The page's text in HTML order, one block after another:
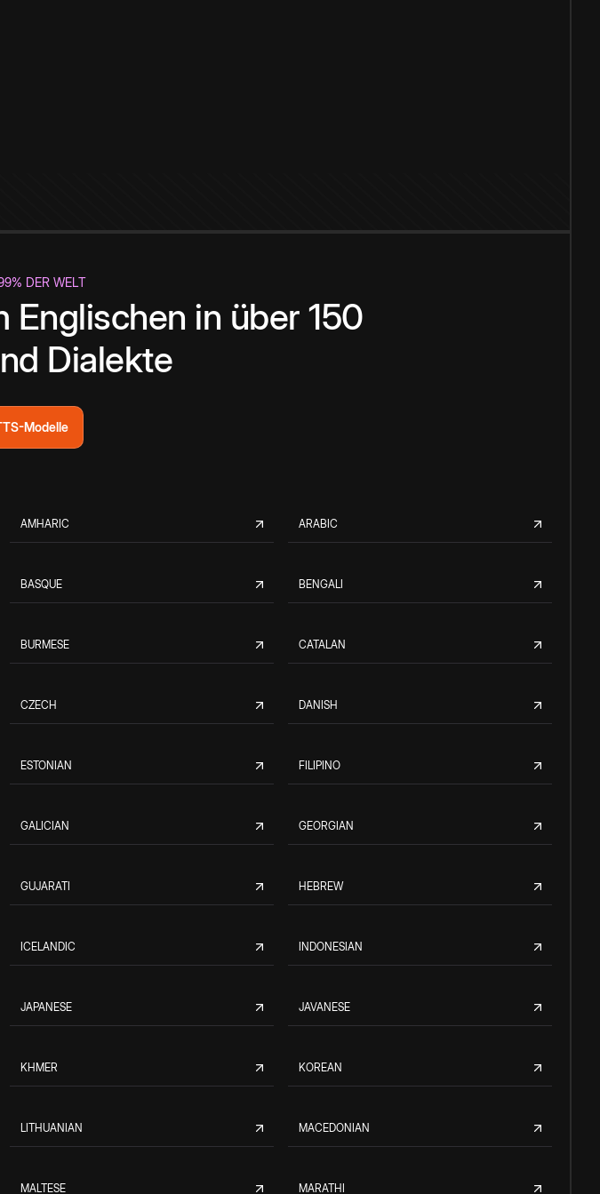
DER WELT
Englischen in über 150
Dialekte
Modelle
AMHARIC ARABIC
BASQUE BENGALI
BURMESE CATALAN
CZECH DANISH
ESTONIAN FILIPINO
GALICIAN GEORGIAN
GUJARATI HEBREW
ICELANDIC INDONESIAN
JAPANESE JAVANESE
KHMER KOREAN
LITHUANIAN MACEDONIAN
MALTESE MARATHI